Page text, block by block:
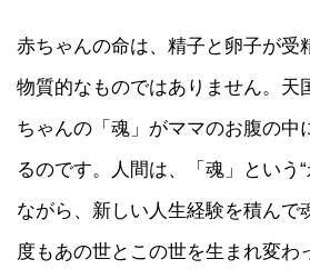
赤ちゃんの命は、精子と卵子が受
物質的なものではありません。天
ちゃんの「魂」がママのお腹の中
るのです。人間は、「魂」という
ながら、新しい人生経験を積んで
度もあの世とこの世を生まれ変わ